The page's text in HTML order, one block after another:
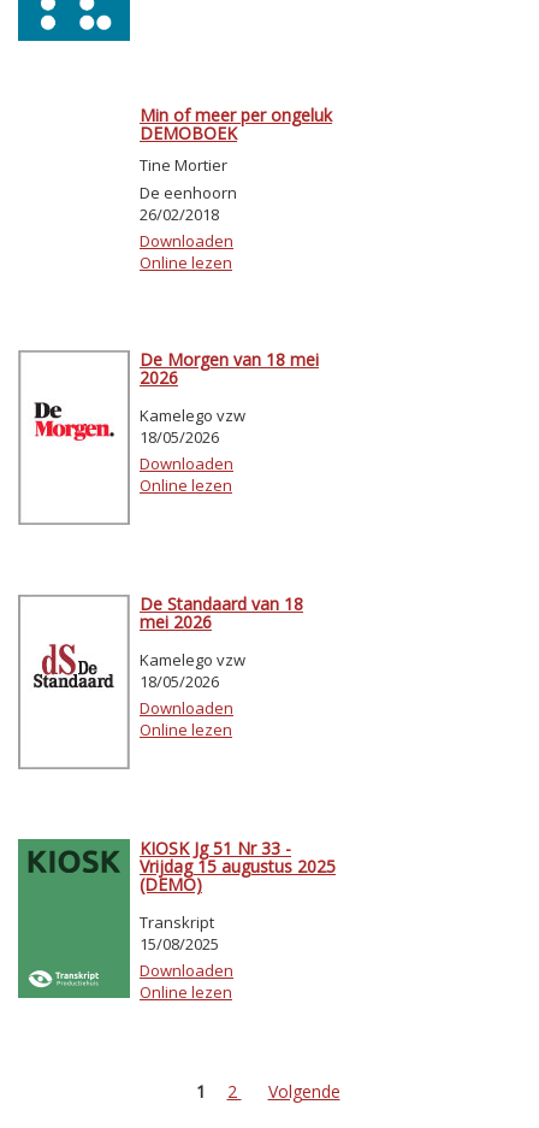
Min of meer per ongeluk
DEMOBOEK
Tine Mortier
De eenhoorn
26/02/2018
Downloaden
Online lezen
De Morgen van 18 mei
2026
Kamelego vzw
18/05/2026
Downloaden
Online lezen
De Standaard van 18
mei 2026
Kamelego vzw
18/05/2026
Downloaden
Online lezen
KIOSK Jg 51 Nr 33 -
Vrijdag 15 augustus 2025
(DEMO)
Transkript
15/08/2025
Downloaden
Online lezen
1 2 Volgende